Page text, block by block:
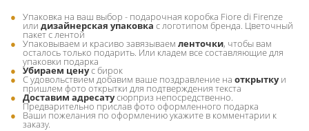
Упаковка на ваш выбор - подарочная коробка Fiore di Firenze
или дизайнерская упаковка с логотипом бренда. Цветочный
пакет с лентой
Упаковываем и красиво завязываем ленточки, чтобы вам
осталось только подарить. Или кладем все составляющие для
упаковки подарка
Убираем ценус бирок
С удовольствием добавим ваше поздравление на открыткуи
пришлем фото открытки для подтверждения текста
Доставим адресатусюрприз непосредственно.
Предварительно прислав фото оформленного подарка
Ваши пожелания по оформлению укажите в комментарии к
заказу.